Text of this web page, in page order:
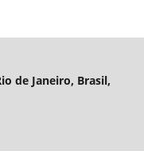
de Janeiro, Brasil,